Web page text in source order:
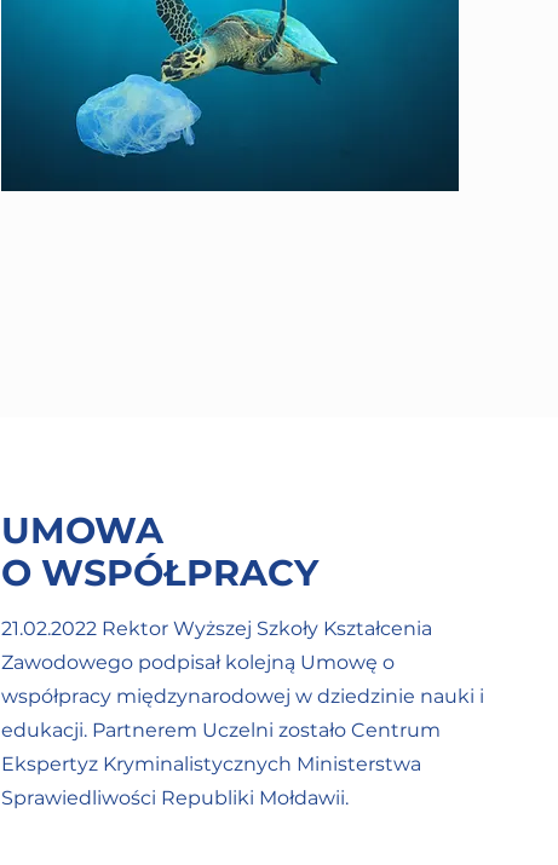
UMOWA
O WSPÓŁPRACY
21.02.2022 Rektor Wyższej Szkoły Kształcenia
Zawodowego podpisał kolejną Umowę o
współpracy międzynarodowej w dziedzinie nauki i
edukacji. Partnerem Uczelni zostało Centrum
Ekspertyz Kryminalistycznych Ministerstwa
Sprawiedliwości Republiki Mołdawii.